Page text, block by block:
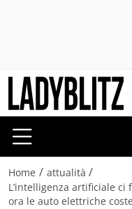
Home / attualità /
L’intelligenza artificiale
ora le auto elettriche